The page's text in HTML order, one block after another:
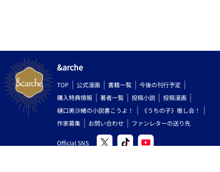
&arche
TOP 公式漫画 書籍一覧
今後の刊行予定
購入特典情報
著者一覧 投稿小説
投稿漫画
樋口美沙緒の小説書こうよ！
《うちの子》推し会！
作家募集
お問い合わせ ファンレターの送り先
Official SNS